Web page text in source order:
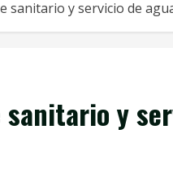
sanitario y servicio de
sanitario y